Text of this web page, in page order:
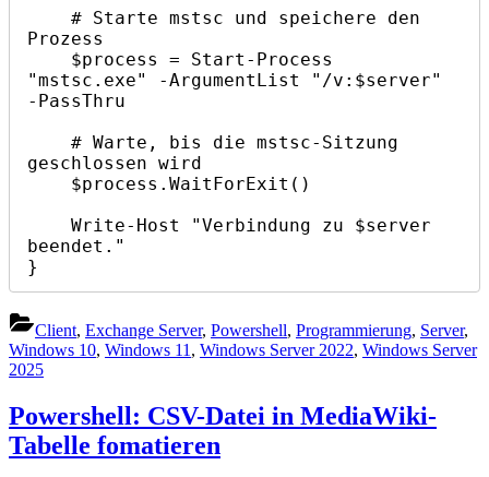
Prozess
"mstsc.exe" -ArgumentList "/v:$server"
-PassThru
geschlossen wird
beendet."
}
Client, Exchange Server, Powershell, Programmierung, Server,
Windows 10, Windows 11 , Windows Server 2022, Windows Server
2025
Powershell: CSV-Datei in MediaWiki-
Tabelle fomatieren